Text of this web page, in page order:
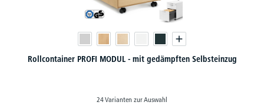
Selbsteinzug Standcontainer PROFI MODUL - mit